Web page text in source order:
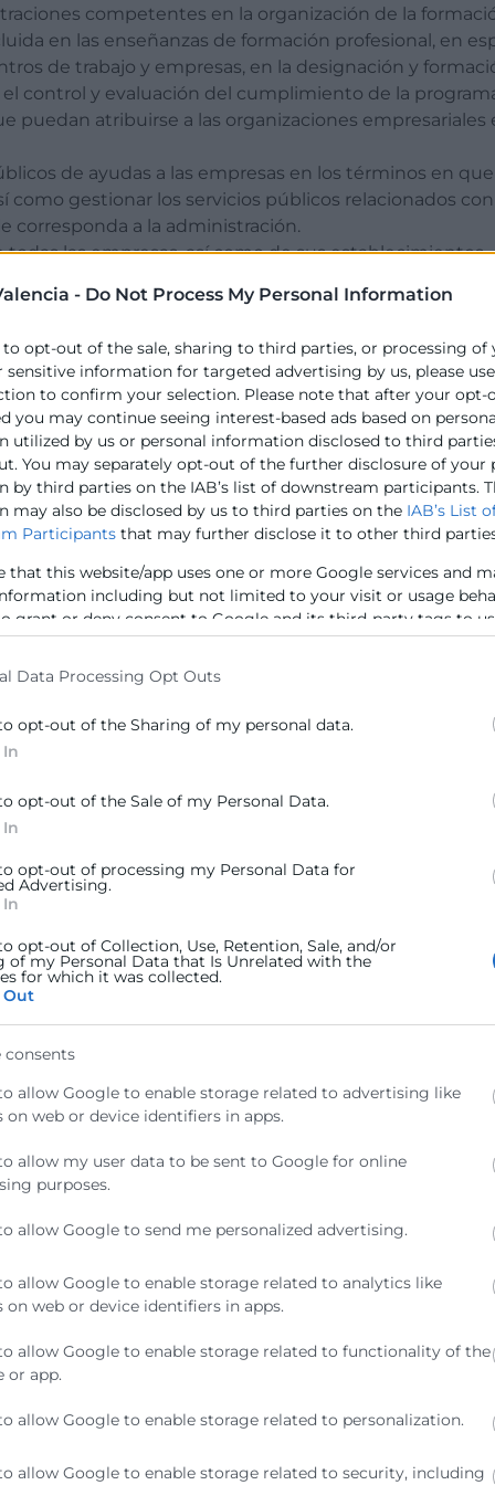
- Do Not Process My Personal Information
to opt-out of the sale, sharing to third parties, or processing of
sensitive information for targeted advertising by us, please
to confirm your selection. Please note that after your opt-
you may continue seeing interest-based ads based on
utilized by us or personal information disclosed to third
You may separately opt-out of the further disclosure of your
by third parties on the IAB’s list of downstream participants.
may also be disclosed by us to third parties on the IAB’s List
Participants that may further disclose it to other third
that this website/app uses one or more Google services and
including but not limited to your visit or usage
grant or deny consent to Google and its third-party tags to
specified purposes in below Google consent section.
Data Processing Opt Outs
opt-out of the Sharing of my personal data.
opt-out of the Sale of my Personal Data.
opt-out of processing my Personal Data for
Advertising.
opt-out of Collection, Use, Retention, Sale, and/or
of my Personal Data that Is Unrelated with the
for which it was collected.
consents
allow Google to enable storage related to advertising like
on web or device identifiers in apps.
allow my user data to be sent to Google for online
purposes.
allow Google to send me personalized advertising.
allow Google to enable storage related to analytics like
on web or device identifiers in apps.
allow Google to enable storage related to functionality of the
or app.
allow Google to enable storage related to personalization.
allow Google to enable storage related to security, including
competentes en la organización de la
en las enseñanzas de formación profesional, en
de trabajo y empresas, en la designación y
control y evaluación del cumplimiento de la
puedan atribuirse a las organizaciones empresariales
de ayudas a las empresas en los términos en que
como gestionar los servicios públicos relacionados con
corresponda a la administración.
todas las empresas, así como de sus establecimientos,
en su demarcación.
públicas como órganos de apoyo y
de ventanillas únicas para su constitución, cuando
administraciones públicas la simplificación
y desarrollo de actividades económicas y
económico-empresarial.
al incremento de la competitividad de las
la innovación y transferencia tecnológicas a las
públicas mediante la realización de
del cumplimiento de los requisitos legales y
e industriales, cumpliendo con lo establecido en la
administraciones públicas en la implantación de la
cámaras oficiales de comercio, industria y navegación
que se enumeran a continuación:
públicas como órganos de apoyo y
a fomentar la cultura del emprendimiento, de
y visar y cotejar todo tipo de documentos relacionados
le sean solicitados por las empresas.
de evaluación y estudios que considere
competente informando, en su caso, los estudios,
la promoción del comercio, la industria, los servicios y la
y asistencia técnica, que por la administración
le sean encomendados.
turismo en el marco de la cooperación y colaboración
de ferias y exposiciones, y estar
comercial oficial, conforme a lo dispuesto en la
de formación establecidos por centros docentes
para facilitar información y orientación sobre el
el reconocimiento de las competencias profesionales
en la aportación de instalaciones y servicios para la
cuando dichas administraciones lo establezcan.
emanados de la Generalitat que afecten
la industria, los servicios o la navegación, en los
jurídico determine.
y estímulo a la internacionalización y el
las administraciones competentes en la materia.
autonómicos relacionados con la actividad